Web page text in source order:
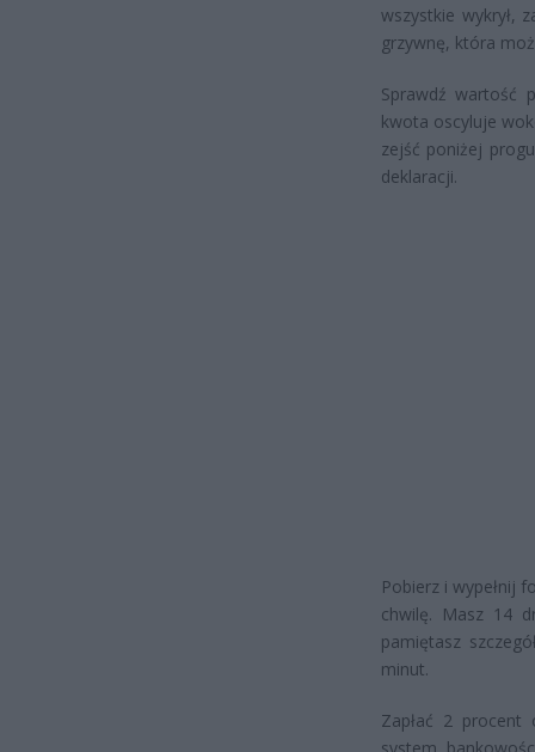
wszystkie wykrył,
grzywnę, która
Sprawdź wartość
kwota oscyluje
zejść poniżej
deklaracji.
Pobierz i wypełnij
chwilę. Masz 14
pamiętasz
minut.
Zapłać 2